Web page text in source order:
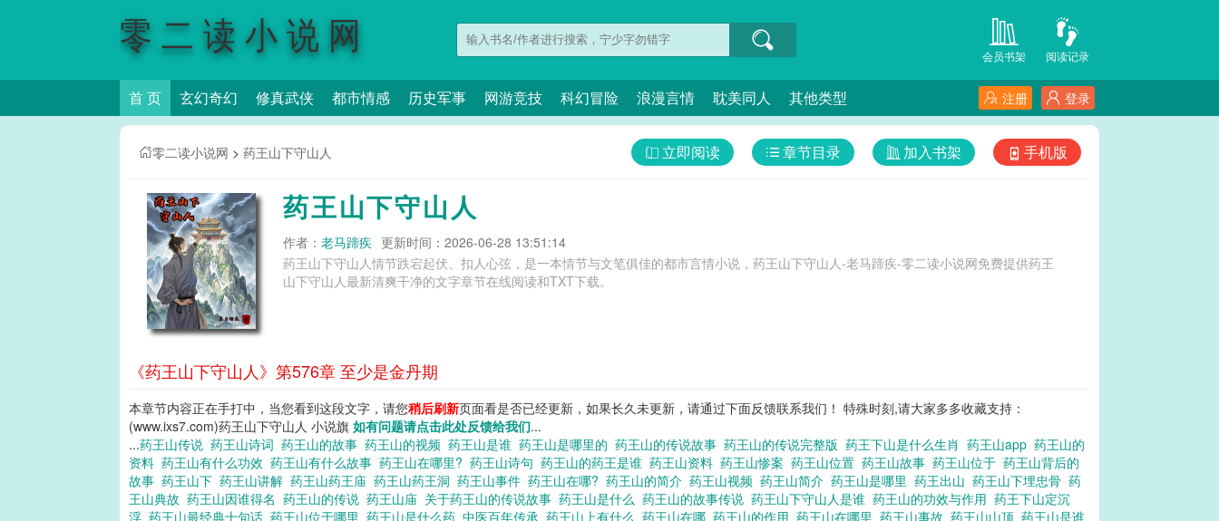
零二读小说网 阅读记录
会员书架
首 页 玄幻奇幻 修真武侠 都市情感 历史军事 网游竞技 科幻冒险 浪漫言情 耽美同人 其他类型 登录
注册
零二读小说网 > 药王山下守山人 手机版
加入书架
章节目录
立即阅读
药王山下守山人
作者： 老马蹄疾 更新时间：2026-06-28 13:51:14
药王山下守山人情节跌宕起伏、扣人心弦，是一本情节与文笔俱佳的都市言情小说，药王山下守山人-老马蹄疾-零二读小说网免费提供药王
山下守山人最新清爽干净的文字章节在线阅读和TXT下载。
《药王山下守山人》第576章 至少是金丹期
本章节内容正在手打中，当您看到这段文字，请您稍后刷新页面看是否已经更新，如果长久未更新，请通过下面反馈联系我们！ 特殊时刻,请大家多多收藏支持：
(www.ixs7.com)药王山下守山人 小说旗 如有问题请点击此处反馈给我们...
...药王山传说 药王山诗词 药王山的故事 药王山的视频 药王山是谁 药王山是哪里的 药王山的传说故事 药王山的传说完整版 药王下山是什么生肖 药王山app 药王山的
资料 药王山有什么功效 药王山有什么故事 药王山在哪里? 药王山诗句 药王山的药王是谁 药王山资料 药王山惨案 药王山位置 药王山故事 药王山位于 药王山背后的
故事 药王山下 药王山讲解 药王山药王庙 药王山药王洞 药王山事件 药王山在哪? 药王山的简介 药王山视频 药王山简介 药王山是哪里 药王出山 药王山下埋忠骨 药
王山典故 药王山因谁得名 药王山的传说 药王山庙 关于药王山的传说故事 药王山是什么 药王山的故事传说 药王山下守山人是谁 药王山的功效与作用 药王下山定沉
浮 药王山最经典十句话 药王山位于哪里 药王山是什么药 中医百年传承 药王山上有什么 药王山在哪 药王山的作用 药王山在哪里 药王山事故 药王山山顶 药王山是谁